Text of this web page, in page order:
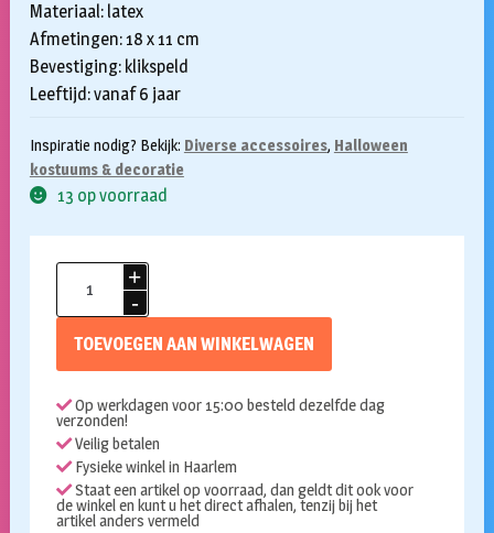
Materiaal: latex
Afmetingen: 18 x 11 cm
Bevestiging: klikspeld
Leeftijd: vanaf 6 jaar
Inspiratie nodig? Bekijk: Diverse accessoires, Halloween
kostuums & decoratie
13 op voorraad
angel
TOEVOEGEN AAN WINKELWAGEN
Op werkdagen voor 15:00 besteld dezelfde dag
verzonden!
Veilig betalen
Fysieke winkel in Haarlem
Staat een artikel op voorraad, dan geldt dit ook voor
de winkel en kunt u het direct afhalen, tenzij bij het
artikel anders vermeld